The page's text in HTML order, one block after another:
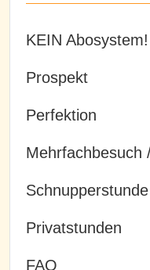
KEIN Abosystem!
Prospekt
Perfektion
Mehrfachbesuch
Schnupperstunde
Privatstunden
FAQ